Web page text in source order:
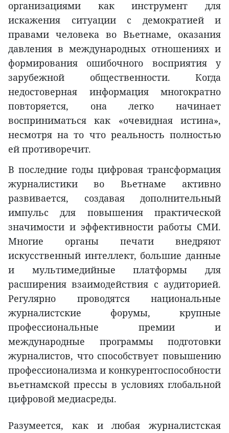
организациями как инструмент для
искажения ситуации с демократией и
правами человека во Вьетнаме, оказания
давления в международных отношениях и
формирования ошибочного восприятия у
зарубежной общественности. Когда
недостоверная информация многократно
повторяется, она легко начинает
восприниматься как «очевидная истина»,
несмотря на то что реальность полностью
ей противоречит.
В последние годы цифровая трансформация
журналистики во Вьетнаме активно
развивается, создавая дополнительный
импульс для повышения практической
значимости и эффективности работы СМИ.
Многие органы печати внедряют
искусственный интеллект, большие данные
и мультимедийные платформы для
расширения взаимодействия с аудиторией.
Регулярно проводятся национальные
журналистские форумы, крупные
профессиональные премии и
международные программы подготовки
журналистов, что способствует повышению
профессионализма и конкурентоспособности
вьетнамской прессы в условиях глобальной
цифровой медиасреды.
Разумеется, как и любая журналистская